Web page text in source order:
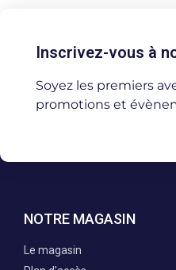
Inscrivez-vous à
Soyez les premiers
promotions et
NOTRE MAGASIN
Le magasin